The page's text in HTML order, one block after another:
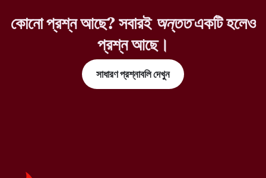
কোনো প্রশ্ন আছে? সবারইঅন্ততএকটি হলেও
প্রশ্ন আছে।
সাধারণ প্রশ্নাবলি দেখুন